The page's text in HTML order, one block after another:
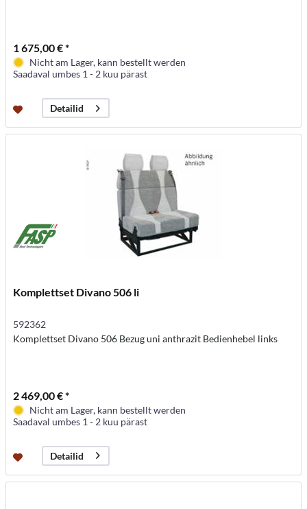
1 675,00 € *
Nicht am Lager, kann bestellt werden
Saadaval umbes 1 - 2 kuu pärast
Detailid
Komplettset Divano 506 li
592362
Komplettset Divano 506 Bezug uni anthrazit Bedienhebel links
2 469,00 € *
Nicht am Lager, kann bestellt werden
Saadaval umbes 1 - 2 kuu pärast
Detailid